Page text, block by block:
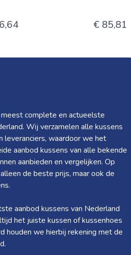
€ 85,81
complete en actueelste
Wij verzamelen alle kussens
leveranciers, waardoor we het
aanbod kussens van alle bekende
aanbieden en vergelijken. Op
de beste prijs, maar ook de
aanbod kussens van Nederland
het juiste kussen of kussenhoes
houden we hierbij rekening met de